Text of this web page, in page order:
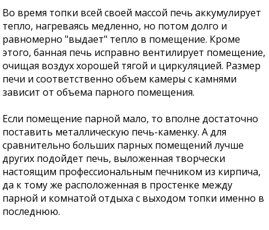
Во время топки всей своей массой печь аккумулирует
тепло, нагреваясь медленно, но потом долго и
равномерно "выдает" тепло в помещение. Кроме
этого, банная печь исправно вентилирует помещение,
очищая воздух хорошей тягой и циркуляцией. Размер
печи и соответственно объем камеры с камнями
зависит от объема парного помещения.
Если помещение парной мало, то вполне достаточно
поставить металлическую печь-каменку. А для
сравнительно больших парных помещений лучше
других подойдет печь, выложенная творчески
настоящим профессиональным печником из кирпича,
да к тому же расположенная в простенке между
парной и комнатой отдыха с выходом топки именно в
последнюю.